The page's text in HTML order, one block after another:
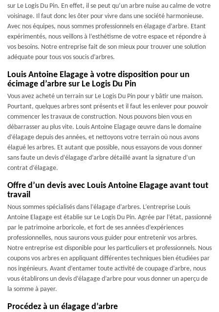
sur Le Logis Du Pin. En effet, il se peut qu’un arbre nuise au calme de votre
voisinage. Il faut donc les ôter pour vivre dans une société harmonieuse.
Avec nos équipes, nous sommes professionnels en élagage d’arbre. Etant
expérimentés, nous veillons à l’esthétisme de votre espace et répondre à
vos besoins. Notre entreprise fait de son mieux pour trouver une solution
adéquate pour tous vos soucis d’arbres.
Louis Antoine Elagage à votre disposition pour un
écimage d’arbre sur Le Logis Du Pin
Vous avez acheté un terrain sur Le Logis Du Pin pour y bâtir une maison.
Pourtant, quelques arbres sont présents et il faut les enlever pour pouvoir
commencer les travaux de construction. Nous pouvons bien vous en
débarrasser au plus vite. Louis Antoine Elagage œuvre dans le domaine
d’élagage depuis des années, et nettoyons votre terrain où nous avons
élagué les arbres. Et autant que possible, nous essayons de vous donner
sans faute un devis d’élagage d’arbre détaillé avant la signature d’un
contrat d’élagage.
Offre d’un devis avec Louis Antoine Elagage avant tout
travail
Nous sommes spécialisés dans l’élagage d’arbres. L’entreprise Louis
Antoine Elagage est établie sur Le Logis Du Pin. Agrée par l’état, passionné
par le patrimoine arboricole, et fort de ses années d’expériences
professionnelles, nous saurons vous guider pour entretenir vos arbres.
Notre entreprise est disponible pour les particuliers et professionnels. Nous
coupons vos arbres en appliquant différentes techniques bien étudiées par
nos ingénieurs. Avant d’entamer toute activité de coupage d’arbre, nous
vous établirons un devis d’élagage d’arbre pour vous donner un aperçu de
la somme à payer.
Procédez à un élagage d’arbre